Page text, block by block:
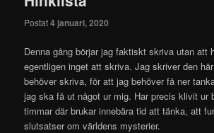
Postat4 januari, 2020
Denna gång börjar jag faktiskt skriva utan att
egentligen inget att skriva. Jag skriver den
behöver skriva, för att jag behöver få ner
jag ska få ut något ur mig. Har precis klivit ur
timmar där brukar innebära tid att tänka, att
slutsatser om världens mysterier.